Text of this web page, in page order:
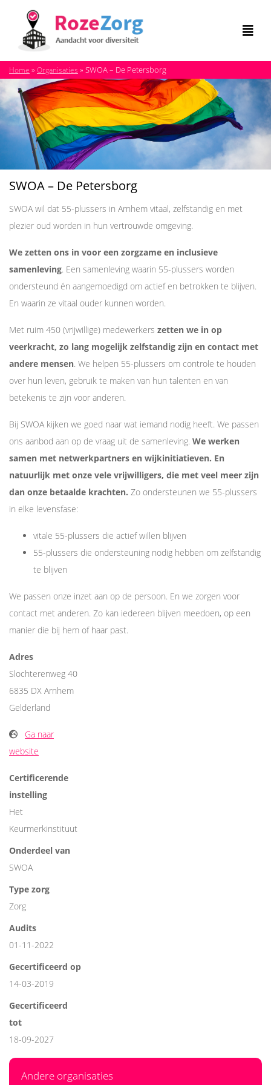
Home » Organisaties » SWOA – De Petersborg
SWOA – De Petersborg
SWOA wil dat 55-plussers in Arnhem vitaal, zelfstandig en met
plezier oud worden in hun vertrouwde omgeving.
We zetten ons in voor een zorgzame en inclusieve
samenleving. Een samenleving waarin 55-plussers worden
ondersteund én aangemoedigd om actief en betrokken te blijven.
En waarin ze vitaal ouder kunnen worden.
Met ruim 450 (vrijwillige) medewerkers zetten we in op
veerkracht, zo lang mogelijk zelfstandig zijn en contact met
andere mensen. We helpen 55-plussers om controle te houden
over hun leven, gebruik te maken van hun talenten en van
betekenis te zijn voor anderen.
Bij SWOA kijken we goed naar wat iemand nodig heeft. We passen
ons aanbod aan op de vraag uit de samenleving. We werken
samen met netwerkpartners en wijkinitiatieven. En
natuurlijk met onze vele vrijwilligers, die met veel meer zijn
dan onze betaalde krachten. Zo ondersteunen we 55-plussers
in elke levensfase:
vitale 55-plussers die actief willen blijven
55-plussers die ondersteuning nodig hebben om zelfstandig
te blijven
We passen onze inzet aan op de persoon. En we zorgen voor
contact met anderen. Zo kan iedereen blijven meedoen, op een
manier die bij hem of haar past.
Adres
Slochterenweg 40
6835 DX Arnhem
Gelderland
Ga naar
website
Certificerende
instelling
Het
Keurmerkinstituut
Onderdeel van
SWOA
Type zorg
Zorg
Audits
01-11-2022
Gecertificeerd op
14-03-2019
Gecertificeerd
tot
18-09-2027
Andere organisaties